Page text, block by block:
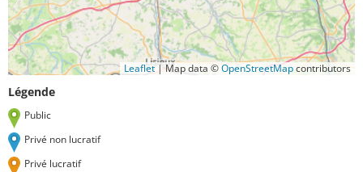
Leaflet | Map data ©OpenStreetMapcontributors
Légende
Public
Privé non lucratif
Privé lucratif